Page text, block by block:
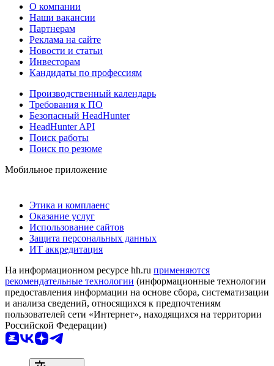
О компании
Наши вакансии
Партнерам
Реклама на сайте
Новости и статьи
Инвесторам
Кандидаты по профессиям
Производственный календарь
Требования к ПО
Безопасный HeadHunter
HeadHunter API
Поиск работы
Поиск по резюме
Мобильное приложение
Этика и комплаенс
Оказание услуг
Использование сайтов
Защита персональных данных
ИТ аккредитация
На информационном ресурсе hh.ru применяются
рекомендательные технологии (информационные технологии
предоставления информации на основе сбора, систематизации
и анализа сведений, относящихся к предпочтениям
пользователей сети «Интернет», находящихся на территории
Российской Федерации)